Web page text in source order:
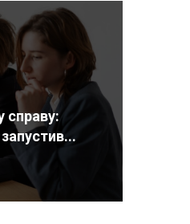
справу: